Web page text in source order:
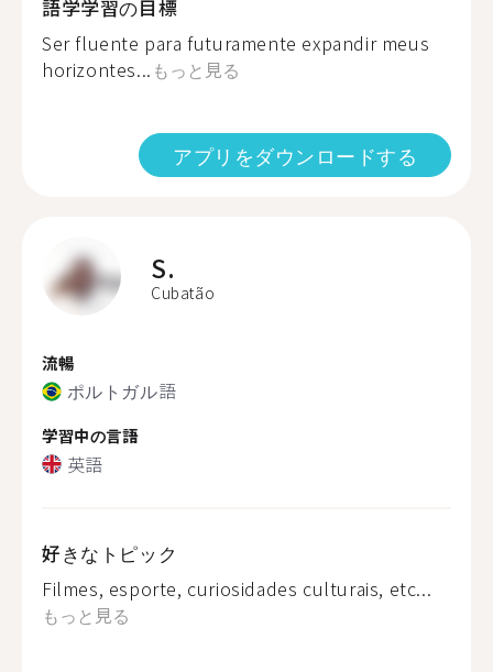
語学学習の目標
Ser fluente para futuramente expandir meus
horizontes... もっと見る
アプリをダウンロードする
S.
Cubatão
流暢
ポルトガル語
学習中の言語
英語
好きなトピック
Filmes, esporte, curiosidades culturais, etc...
もっと見る